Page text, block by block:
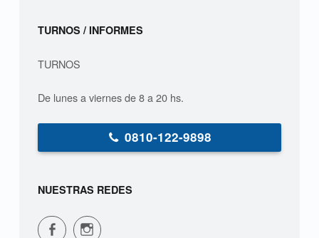
MSidebar
TURNOS / INFORMES
TURNOS
De lunes a viernes de 8 a 20 hs.
0810-122-9898
NUESTRAS REDES
CPVS en Facebook CPVS en Instagram